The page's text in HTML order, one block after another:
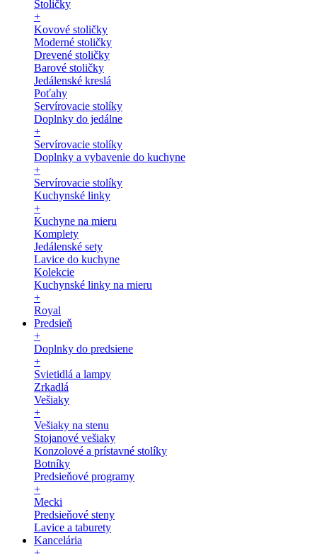
Stoličky
+
Kovové stoličky
Moderné stoličky
Drevené stoličky
Barové stoličky
Jedálenské kreslá
Poťahy
Servírovacie stolíky
Doplnky do jedálne
+
Servírovacie stolíky
Doplnky a vybavenie do kuchyne
+
Servírovacie stolíky
Kuchynské linky
+
Kuchyne na mieru
Komplety
Jedálenské sety
Lavice do kuchyne
Kolekcie
Kuchynské linky na mieru
+
Royal
Predsieň
+
Doplnky do predsiene
+
Svietidlá a lampy
Zrkadlá
Vešiaky
+
Vešiaky na stenu
Stojanové vešiaky
Konzolové a prístavné stolíky
Botníky
Predsieňové programy
+
Mecki
Predsieňové steny
Lavice a taburety
Kancelária